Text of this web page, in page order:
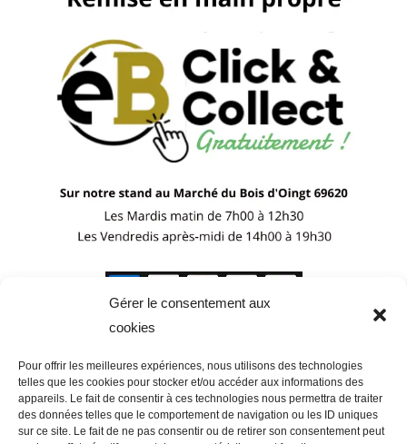
Gérer le consentement aux
cookies
Pour offrir les meilleures expériences, nous utilisons des technologies
telles que les cookies pour stocker et/ou accéder aux informations des
appareils. Le fait de consentir à ces technologies nous permettra de traiter
des données telles que le comportement de navigation ou les ID uniques
sur ce site. Le fait de ne pas consentir ou de retirer son consentement peut